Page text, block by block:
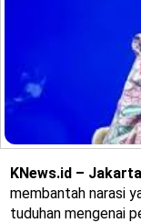
KNews.id – Jakarta
membantah narasi
tuduhan mengenai